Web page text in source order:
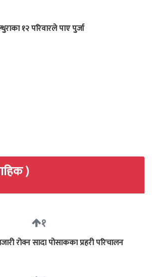
१२ परिवारले पाए पुर्जा
)
१
रोक्न सादा पोसाकका प्रहरी परिचालन